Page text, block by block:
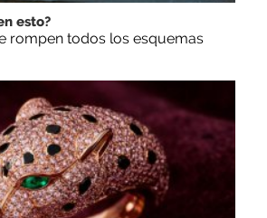
esto?
rompen todos los esquemas